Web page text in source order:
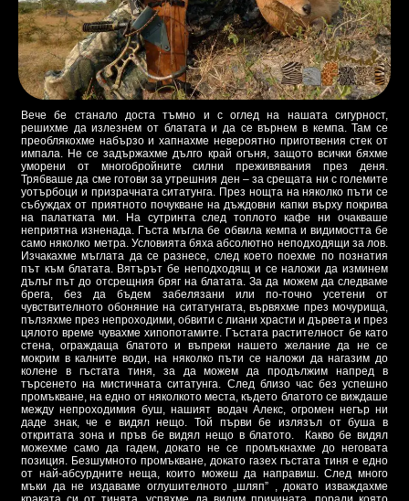
Вече бе станало доста тъмно и с оглед на нашата сигурност,
решихме да излезнем от блатата и да се върнем в кемпа. Там се
преоблякохме набързо и хапнахме невероятно приготвения стек от
импала. Не се задържахме дълго край огъня, защото всички бяхме
уморени от многобройните силни преживявания през деня.
Трябваше да сме готови за утрешния ден – за срещата ни с големите
уотърбоци и призрачната ситатунга. През нощта на няколко пъти се
събуждах от приятното почукване на дъждовни капки върху покрива
на палатката ми. На сутринта след топлото кафе ни очакваше
неприятна изненада. Гъста мъгла бе обвила кемпа и видимостта бе
само няколко метра. Условията бяха абсолютно неподходящи за лов.
Изчакахме мъглата да се разнесе, след което поехме по познатия
път към блатата. Вятърът бе неподходящ и се наложи да изминем
дълъг път до отсрещния бряг на блатата. За да можем да следваме
брега, без да бъдем забелязани или по-точно усетени от
чувствителното обоняние на ситатунгата, вървяхме през мочурища,
пълзяхме през непроходими, обвити с лиани храсти и дървета и през
цялото време чувахме хипопотамите. Гъстата растителност бе като
стена, ограждаща блатото и въпреки нашето желание да не се
мокрим в калните води, на няколко пъти се наложи да нагазим до
колене в гъстата тиня, за да можем да продължим напред в
търсенето на мистичната ситатунга. След близо час без успешно
промъкване, на едно от няколкото места, където блатото се виждаше
между непроходимия буш, нашият водач Алекс, огромен негър ни
даде знак, че е видял нещо. Той първи бе излязъл от буша в
откритата зона и пръв бе видял нещо в блатото. Какво бе видял
можехме само да гадем, докато не се промъкнахме до неговата
позиция. Безшумното промъкване, докато газех гъстата тиня е едно
от най-абсурдните неща, които можеш да направиш. След много
мъки да не издаваме оглушителното „шляп” , докато изваждахме